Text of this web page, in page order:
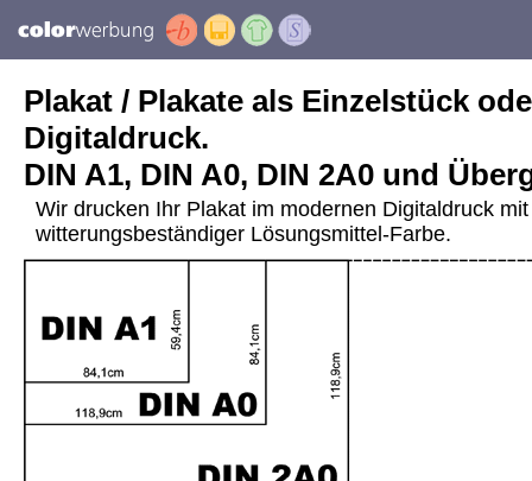
Plakat / Plakate als Einzelstück
Digitaldruck.
DIN A1, DIN A0, DIN 2A0 und
Wir drucken Ihr Plakat im modernen Digitaldruck
witterungsbeständiger Lösungsmittel-Farbe.